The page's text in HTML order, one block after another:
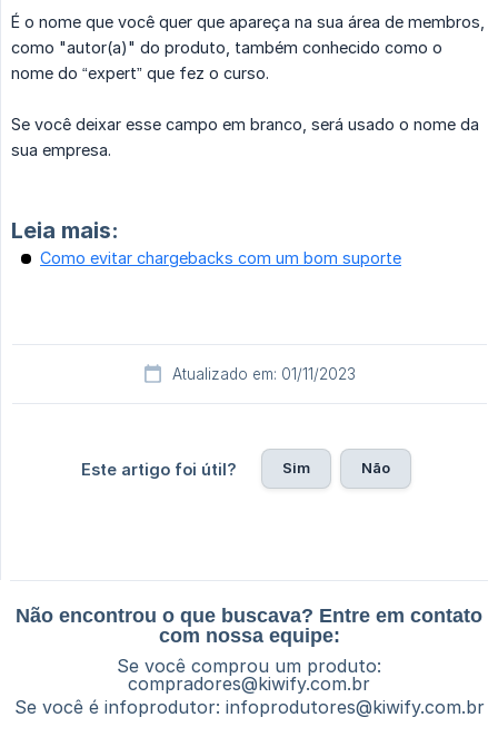
É o nome que você quer que apareça na sua área de membros,
como "autor(a)" do produto, também conhecido como o
nome do “expert” que fez o curso.
Se você deixar esse campo em branco, será usado o nome da
sua empresa.
Leia mais:
Como evitar chargebacks com um bom suporte
Atualizado em: 01/11/2023
Este artigo foi útil? Sim Não
Não encontrou o que buscava? Entre em contato
com nossa equipe:
Se você comprou um produto:
compradores@kiwify.com.br
Se você é infoprodutor: infoprodutores@kiwify.com.br